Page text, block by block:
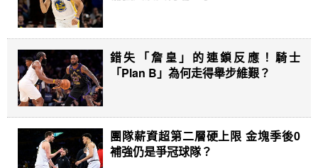
錯失「詹皇」的連鎖反應！騎士
「Plan B」為何走得舉步維艱？
團隊薪資超第二層硬上限 金塊季後0
補強仍是爭冠球隊？